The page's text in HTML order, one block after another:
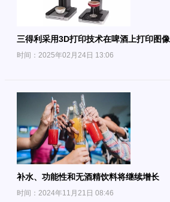
三得利采用3D打印技术在啤酒上打印图像
时间：2025年02月24日 13:06
补水、功能性和无酒精饮料将继续增长
时间：2024年11月21日 08:46